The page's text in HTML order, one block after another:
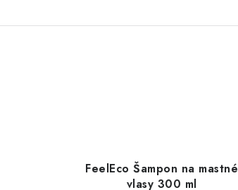
FeelEco Šampon na mastné
vlasy 300 ml